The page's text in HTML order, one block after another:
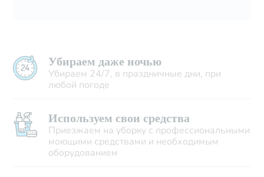
Убираем даже ночью
Убираем 24/7, в праздничные дни, при
любой погоде
Используем свои средства
Приезжаем на уборку с профессиональными
моющими средствами и необходимым
оборудованием